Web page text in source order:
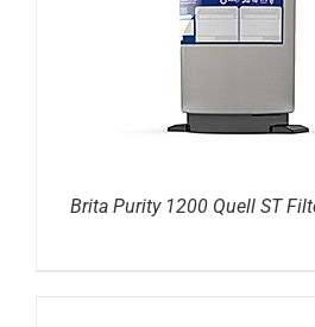
Brita Purity 1200 Quell ST